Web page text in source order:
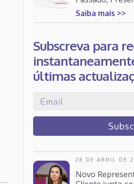
Saiba mais >>
Subscreva para
últimas
28 DE ABRIL DE
Novo